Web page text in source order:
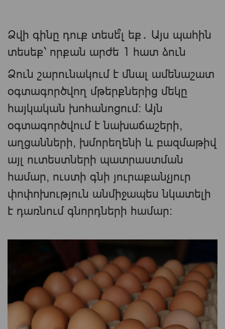
Ձվի գինը դուք տեսե՞լ եք․ Այս պահին
տեսեք՝ որքան արժե 1 հատ ձուն
Ձուն շարունակում է մնալ ամենաշատ
օգտագործվող մթերքներից մեկը
հայկական խոհանոցում։ Այն
օգտագործվում է նախաճաշերի,
աղցանների, խմորեղենի և բազմաթիվ
այլ ուտեստների պատրաստման
համար, ուստի գնի յուրաքանչյուր
փոփոխություն անմիջապես նկատելի
է դառնում գնորդների համար։